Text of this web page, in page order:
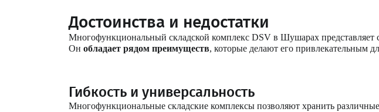
Достоинства и недостатки
Многофункциональный складской комплекс DSV в Шушарах представляет
Он обладает рядом преимуществ, которые делают его привлекательным
Гибкость и универсальность
Многофункциональные складские комплексы позволяют хранить